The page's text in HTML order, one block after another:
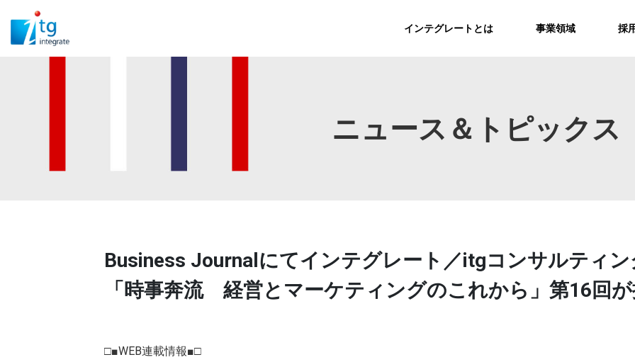
インテグレートとは 事業領域 採
ニュース＆トピックス
Business Journalにてインテグレート／itgコンサルティ
「時事奔流 経営とマーケティングのこれから」第16回が
□■WEB連載情報■□